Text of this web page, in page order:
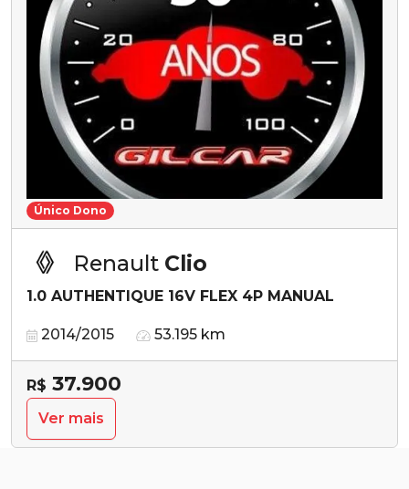
Único Dono
Renault Clio
1.0 AUTHENTIQUE 16V FLEX 4P MANUAL
2014/2015 53.195 km
R$ 37.900
Ver mais